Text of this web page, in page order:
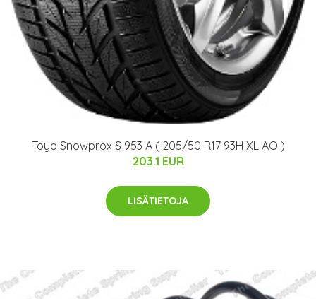
Toyo Snowprox S 953 A ( 205/50 R17 93H XL AO )
203.1 EUR
LISÄTIETOJA